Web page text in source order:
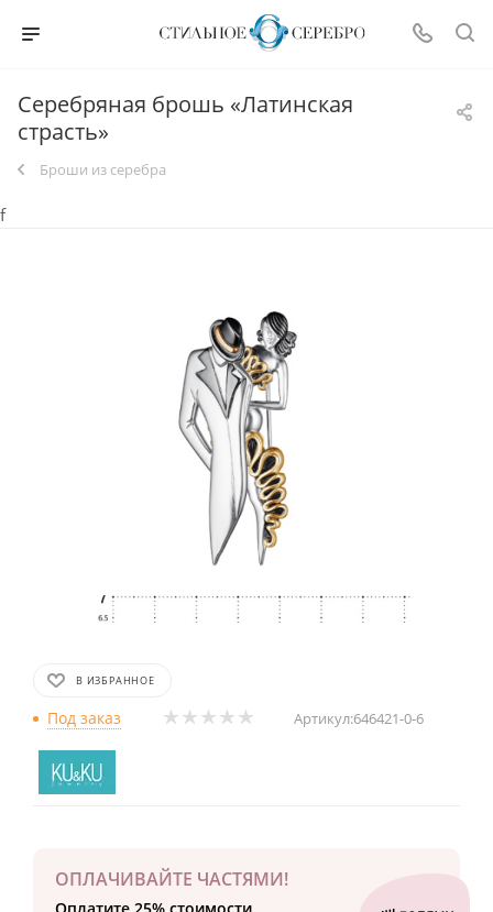
Серебряная брошь «Латинская
страсть»
Броши из серебра
f
В ИЗБРАННОЕ
Под заказ Артикул:646421-0-6
ОПЛАЧИВАЙТЕ ЧАСТЯМИ!